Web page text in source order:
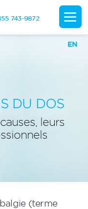
EN
DU DOS
leurs
(terme
743-9872